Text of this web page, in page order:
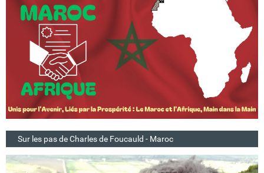
Sur les pas de Charles de Foucauld - Maroc